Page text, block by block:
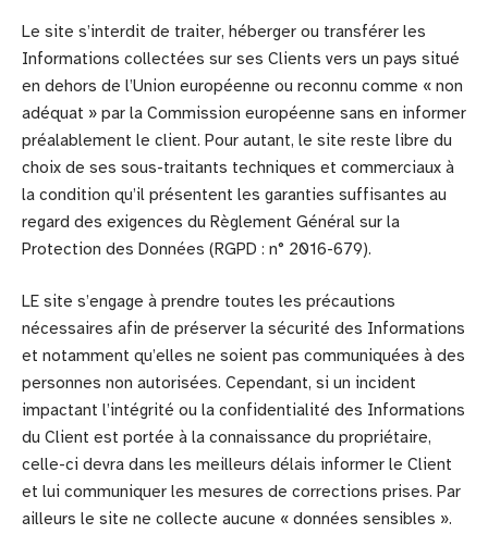
Le site s’interdit de traiter, héberger ou transférer les
Informations collectées sur ses Clients vers un pays situé
en dehors de l’Union européenne ou reconnu comme « non
adéquat » par la Commission européenne sans en informer
préalablement le client. Pour autant, le site reste libre du
choix de ses sous-traitants techniques et commerciaux à
la condition qu’il présentent les garanties suffisantes au
regard des exigences du Règlement Général sur la
Protection des Données (RGPD : n° 2016-679).
LE site s’engage à prendre toutes les précautions
nécessaires afin de préserver la sécurité des Informations
et notamment qu’elles ne soient pas communiquées à des
personnes non autorisées. Cependant, si un incident
impactant l’intégrité ou la confidentialité des Informations
du Client est portée à la connaissance du propriétaire,
celle-ci devra dans les meilleurs délais informer le Client
et lui communiquer les mesures de corrections prises. Par
ailleurs le site ne collecte aucune « données sensibles ».